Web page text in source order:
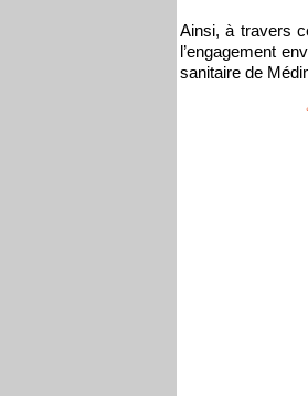
Ainsi, à travers
l’engagement
sanitaire de